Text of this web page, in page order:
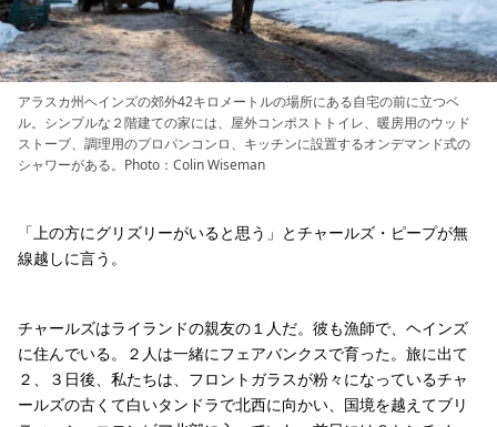
アラスカ州ヘインズの郊外42キロメートルの場所にある自宅の前に立つベ
ル。シンプルな２階建ての家には、屋外コンポストトイレ、暖房用のウッド
ストーブ、調理用のプロパンコンロ、キッチンに設置するオンデマンド式の
シャワーがある。Photo：Colin Wiseman
「上の方にグリズリーがいると思う」とチャールズ・ピープが無
線越しに言う。
チャールズはライランドの親友の１人だ。彼も漁師で、ヘインズ
に住んでいる。２人は一緒にフェアバンクスで育った。旅に出て
２、３日後、私たちは、フロントガラスが粉々になっているチャ
ールズの古くて白いタンドラで北西に向かい、国境を越えてブリ